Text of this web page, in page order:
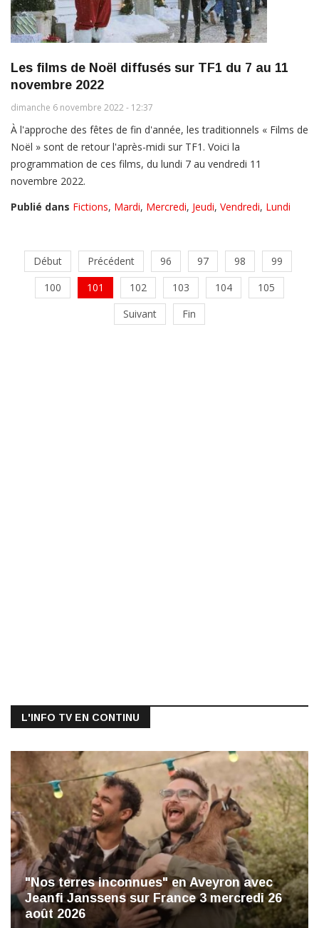
Les films de Noël diffusés sur TF1 du 7 au 11
novembre 2022
dimanche 6 novembre 2022 - 12:37
À l'approche des fêtes de fin d'année, les traditionnels « Films de
Noël » sont de retour l'après-midi sur TF1. Voici la
programmation de ces films, du lundi 7 au vendredi 11
novembre 2022.
Publié dans Fictions, Mardi, Mercredi, Jeudi, Vendredi, Lundi
Début Précédent 96 97 98
99
100
101 102 103 104
105
Suivant
Fin
L'INFO TV EN CONTINU
"Nos terres inconnues" en Aveyron avec
Jeanfi Janssens sur France 3 mercredi 26
août 2026